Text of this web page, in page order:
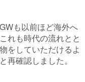
も以前ほど海外へ
れも時代の流れとと
をしていただけるよ
再確認しました。